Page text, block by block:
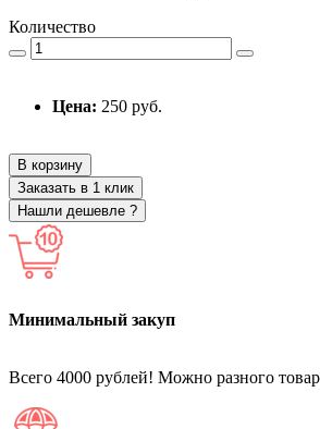
Количество
Цена: 250 руб.
В корзину
Заказать в 1 клик
Нашли дешевле ?
Минимальный закуп
Всего 4000 рублей! Можно разного